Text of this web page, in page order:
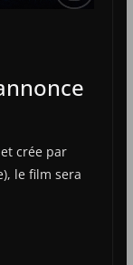
crée par
le film sera